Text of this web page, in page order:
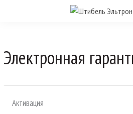
Электронная
Активация